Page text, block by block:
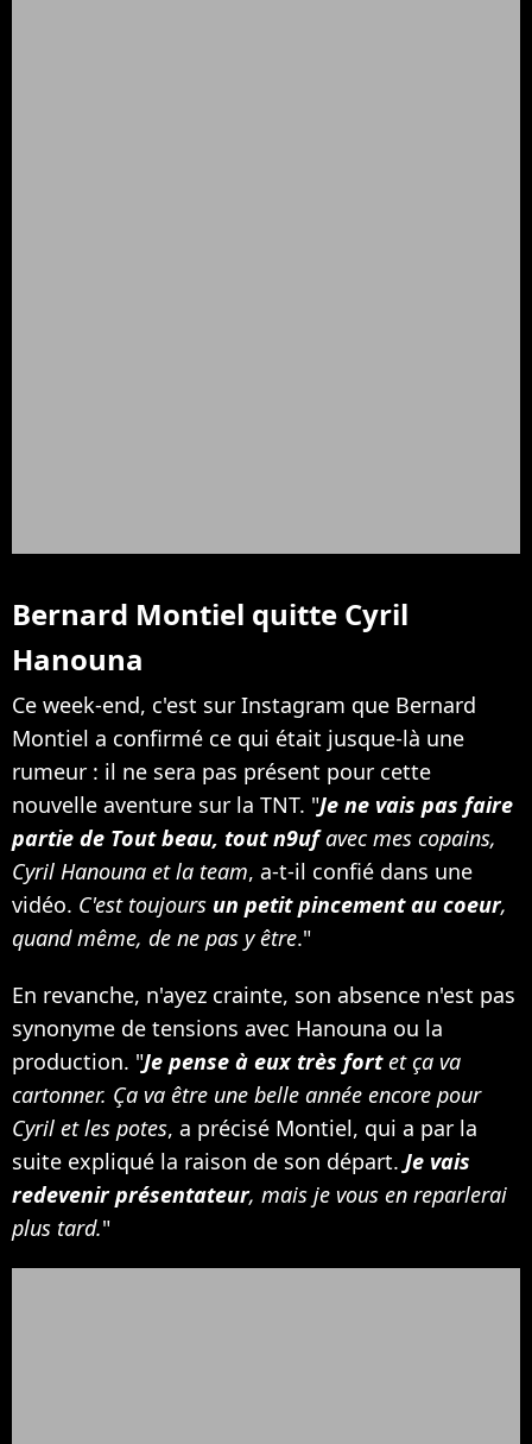
Bernard Montiel quitte Cyril
Hanouna
Ce week-end, c'est sur Instagram que Bernard
Montiel a confirmé ce qui était jusque-là une
rumeur : il ne sera pas présent pour cette
nouvelle aventure sur la TNT. "Je ne vais pas faire
partie de Tout beau, tout n9ufavec mes copains,
Cyril Hanouna et la team, a-t-il confié dans une
vidéo. C'est toujours un petit pincement au coeur,
quand même, de ne pas y être."
En revanche, n'ayez crainte, son absence n'est pas
synonyme de tensions avec Hanouna ou la
production. "Je pense à eux très fortet ça va
cartonner. Ça va être une belle année encore pour
Cyril et les potes, a précisé Montiel, qui a par la
suite expliqué la raison de son départ. Je vais
redevenir présentateur, mais je vous en reparlerai
plus tard."